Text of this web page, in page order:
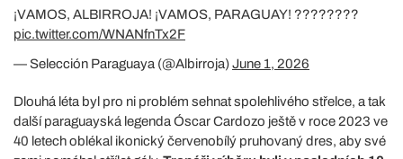
¡VAMOS, ALBIRROJA! ¡VAMOS, PARAGUAY! ????????
pic.twitter.com/WNANfnTx2F
— Selección Paraguaya (@Albirroja)June 1, 2026
Dlouhá léta byl pro ni problém sehnat spolehlivého střelce, a tak
další paraguayská legenda Óscar Cardozo ještě v roce 2023 ve
40 letech oblékal ikonický červenobílý pruhovaný dres, aby své